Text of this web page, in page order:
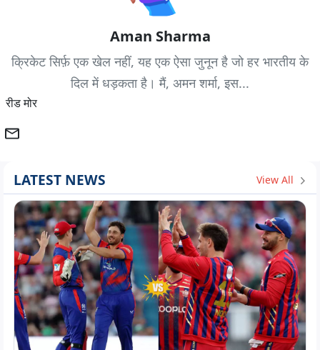
Aman Sharma
क्रिकेट सिर्फ़ एक खेल नहीं, यह एक ऐसा जुनून है जो हर भारतीय के
दिल में धड़कता है। मैं, अमन शर्मा, इस...
रीड मोर
LATEST NEWS View All